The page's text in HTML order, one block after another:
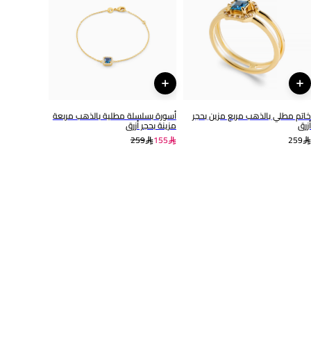
رقم الموديل
2950640
خاتم مطلي بالذهب مربع مزين بحجر
أزرق
259
أسورة بسلسلة مطلية بالذهب مربعة
مزينة بحجر أزرق
259 155